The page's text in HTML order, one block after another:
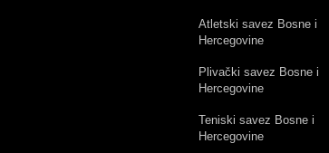
Atletski savez Bosne i
Hercegovine
Plivački savez Bosne i
Hercegovine
Teniski savez Bosne i
Hercegovine